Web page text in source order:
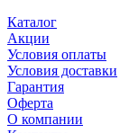
Каталог
Акции
Условия оплаты
Условия доставки
Гарантия
Оферта
О компании